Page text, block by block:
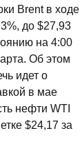
Brent в ходе
до $27,93
на 4:00
Об этом
идет о
в мае
нефти WTI
$24,17 за